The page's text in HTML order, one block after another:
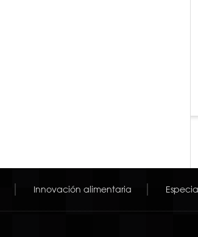
Innovación alimentaria